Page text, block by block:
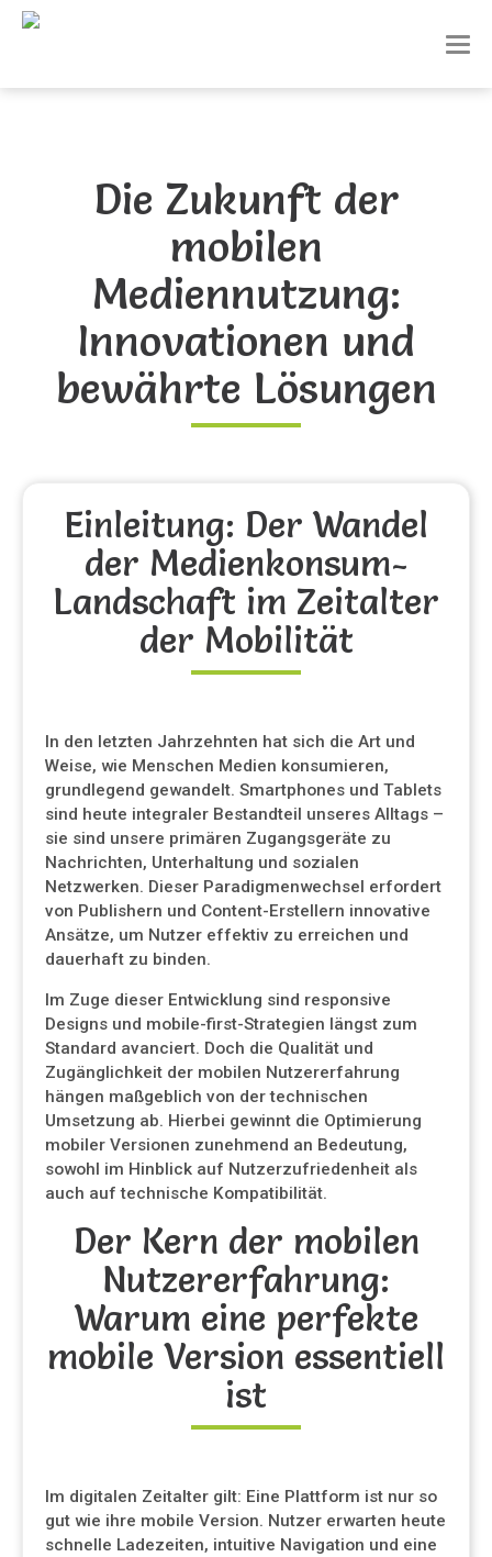
T
g
Die Zukunft der
mobilen
Mediennutzung:
Innovationen und
bewährte Lösungen
Einleitung: Der Wandel
der Medienkonsum-
Landschaft im Zeitalter
der Mobilität
In den letzten Jahrzehnten hat sich die Art und
Weise, wie Menschen Medien konsumieren,
grundlegend gewandelt. Smartphones und Tablets
sind heute integraler Bestandteil unseres Alltags –
sie sind unsere primären Zugangsgeräte zu
Nachrichten, Unterhaltung und sozialen
Netzwerken. Dieser Paradigmenwechsel erfordert
von Publishern und Content-Erstellern innovative
Ansätze, um Nutzer effektiv zu erreichen und
dauerhaft zu binden.
Im Zuge dieser Entwicklung sind responsive
Designs und mobile-first-Strategien längst zum
Standard avanciert. Doch die Qualität und
Zugänglichkeit der mobilen Nutzererfahrung
hängen maßgeblich von der technischen
Umsetzung ab. Hierbei gewinnt die Optimierung
mobiler Versionen zunehmend an Bedeutung,
sowohl im Hinblick auf Nutzerzufriedenheit als
auch auf technische Kompatibilität.
Der Kern der mobilen
Nutzererfahrung:
Warum eine perfekte
mobile Version essentiell
ist
Im digitalen Zeitalter gilt: Eine Plattform ist nur so
gut wie ihre mobile Version. Nutzer erwarten heute
schnelle Ladezeiten, intuitive Navigation und eine